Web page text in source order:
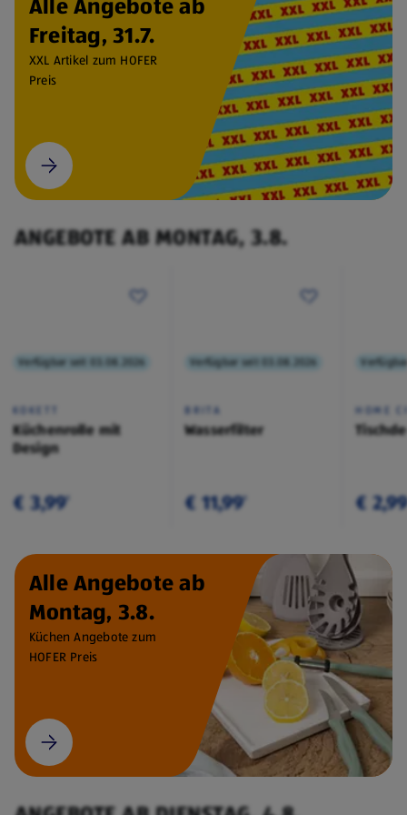
Alle Angebote ab
Freitag, 31.7.
XXL Artikel zum HOFER
Preis
ANGEBOTE AB MONTAG, 3.8.
Verfügbar seit 03.08.2026
KOKETT
Küchenrolle mit
Design
€ 3,99¹
Verfügbar seit 03.08.2026
BRITA
Wasserfilter
€ 11,99¹
HOME
€
Alle Angebote ab
Montag, 3.8.
Küchen Angebote zum
HOFER Preis